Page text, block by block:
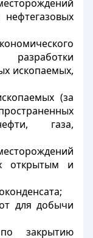
ископаемых,
(за
газа,
открытым и
для добычи
закрытию